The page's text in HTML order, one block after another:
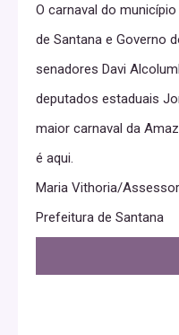
O carnaval do
de Santana e Governo
senadores Davi
deputados estaduais
maior carnaval da
é aqui.
Maria Vithoria/
Prefeitura de Santana